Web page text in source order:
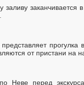
заливу
от пристани на
Неве перед